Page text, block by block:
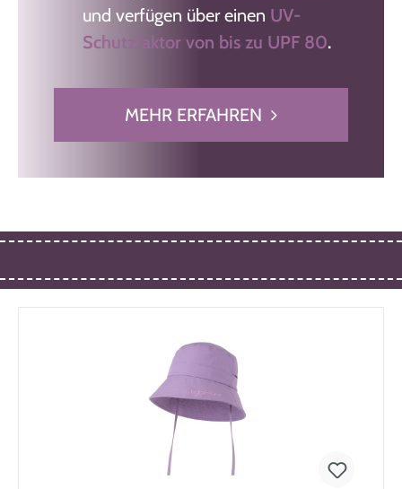
und verfügen über einen UV-
Schutzfaktor von bis zu UPF 80.
MEHR ERFAHREN